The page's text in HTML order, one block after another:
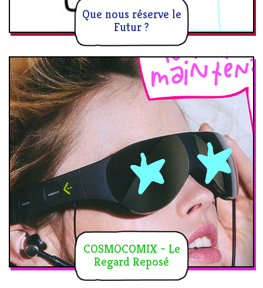
Que nous réserve le
Futur ?
COSMOCOMIX – Le
Regard Reposé